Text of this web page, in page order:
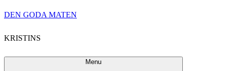
Skip
content
DEN GODA MATEN
KRISTINS
Menu